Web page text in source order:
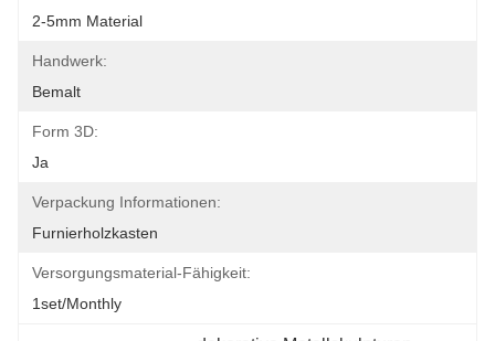
2-5mm Material
Handwerk:
Bemalt
Form 3D:
Ja
Verpackung Informationen:
Furnierholzkasten
Versorgungsmaterial-Fähigkeit:
1set/monthly